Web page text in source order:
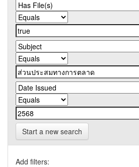
Start a new search
Add filters: